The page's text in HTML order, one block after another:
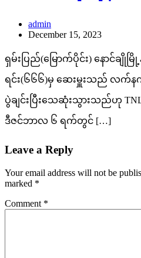
admin
December 15, 2023
ရှမ်းပြည်(မြောက်ပိုင်း) နောင်ချို
ရင်း(၆၆၆)မှ ဆေးမှူးသည် လက်န
ပွဲချင်းပြီးသေဆုံးသွားသည်ဟု
ဒီဇင်ဘာလ ၆ ရက်တွင် […]
Leave a Reply
Your email address will not be
marked *
Comment *